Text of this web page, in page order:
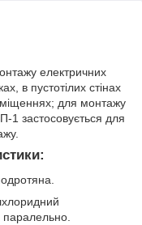
електричних
в пустотілих стінах
для монтажу
1 застосовується для
паралельно.